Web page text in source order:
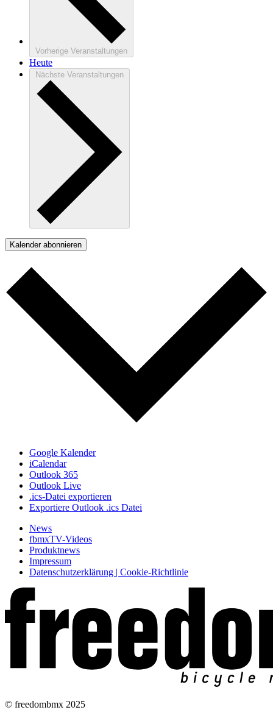
Vorherige Veranstaltungen
Heute
Nächste Veranstaltungen
Kalender abonnieren
Google Kalender
iCalendar
Outlook 365
Outlook Live
.ics-Datei exportieren
Exportiere Outlook .ics Datei
News
fbmxTV-Videos
Produktnews
Impressum
Datenschutzerklärung | Cookie-Richtlinie
© freedombmx 2025